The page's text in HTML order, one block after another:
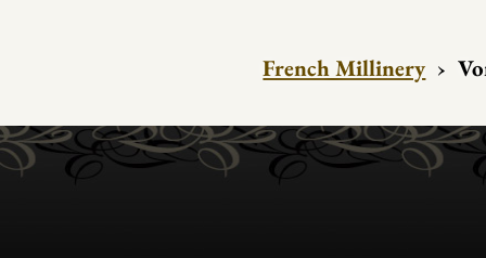
French Millinery ›